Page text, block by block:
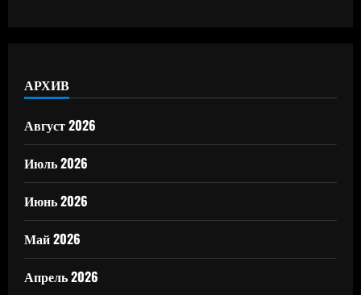
АРХИВ
Август 2026
Июль 2026
Июнь 2026
Май 2026
Апрель 2026